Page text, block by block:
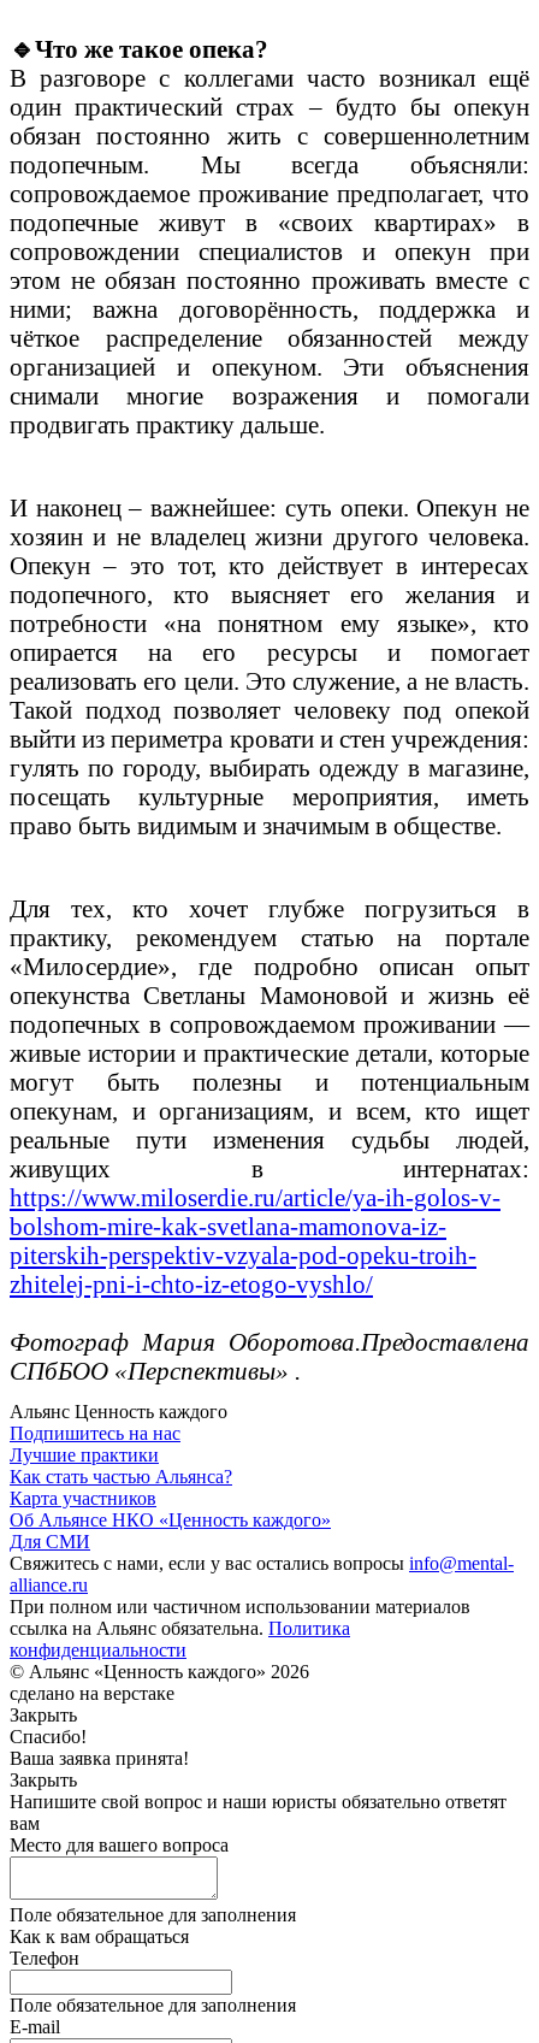
🔹Что же такое опека?
В разговоре с коллегами часто возникал ещё
один практический страх – будто бы опекун
обязан постоянно жить с совершеннолетним
подопечным. Мы всегда объясняли:
сопровождаемое проживание предполагает, что
подопечные живут в «своих квартирах» в
сопровождении специалистов и опекун при
этом не обязан постоянно проживать вместе с
ними; важна договорённость, поддержка и
чёткое распределение обязанностей между
организацией и опекуном. Эти объяснения
снимали многие возражения и помогали
продвигать практику дальше.
И наконец – важнейшее: суть опеки. Опекун не
хозяин и не владелец жизни другого человека.
Опекун – это тот, кто действует в интересах
подопечного, кто выясняет его желания и
потребности «на понятном ему языке», кто
опирается на его ресурсы и помогает
реализовать его цели. Это служение, а не власть.
Такой подход позволяет человеку под опекой
выйти из периметра кровати и стен учреждения:
гулять по городу, выбирать одежду в магазине,
посещать культурные мероприятия, иметь
право быть видимым и значимым в обществе.
Для тех, кто хочет глубже погрузиться в
практику, рекомендуем статью на портале
«Милосердие», где подробно описан опыт
опекунства Светланы Мамоновой и жизнь её
подопечных в сопровождаемом проживании —
живые истории и практические детали, которые
могут быть полезны и потенциальным
опекунам, и организациям, и всем, кто ищет
реальные пути изменения судьбы людей,
живущих в интернатах:
https://www.miloserdie.ru/article/ya-ih-golos-v-
bolshom-mire-kak-svetlana-mamonova-iz-
piterskih-perspektiv-vzyala-pod-opeku-troih-
zhitelej-pni-i-chto-iz-etogo-vyshlo/
Фотограф Мария Оборотова.Предоставлена
СПбБОО «Перспективы» .
Альянс Ценность каждого
Подпишитесь на нас
Лучшие практики
Как стать частью Альянса?
Карта участников
Об Альянсе НКО «Ценность каждого»
Для СМИ
Свяжитесь с нами, если у вас остались вопросы info@mental-
alliance.ru
При полном или частичном использовании материалов
ссылка на Альянс обязательна. Политика
конфиденциальности
© Альянс «Ценность каждого» 2026
сделано на верстаке
Закрыть
Спасибо!
Ваша заявка принята!
Закрыть
Напишите свой вопрос и наши юристы обязательно ответят
вам
Место для вашего вопроса
Поле обязательное для заполнения
Как к вам обращаться
Телефон
Поле обязательное для заполнения
E-mail